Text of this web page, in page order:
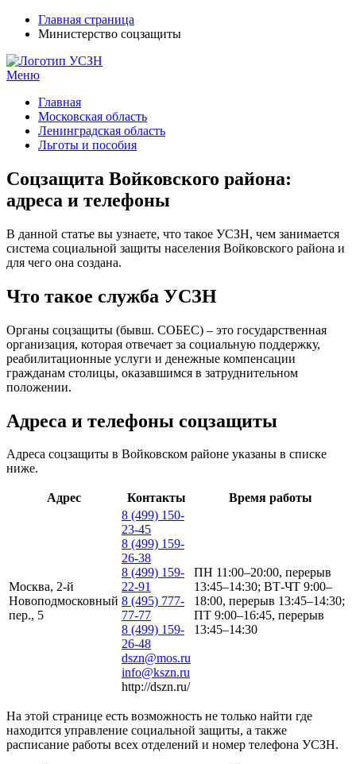
Главная страница
Министерство соцзащиты
Меню
Главная
Московская область
Ленинградская область
Льготы и пособия
Соцзащита Войковского района:
адреса и телефоны
В данной статье вы узнаете, что такое УСЗН, чем занимается
система социальной защиты населения Войковского района и
для чего она создана.
Что такое служба УСЗН
Органы соцзащиты (бывш. СОБЕС) – это государственная
организация, которая отвечает за социальную поддержку,
реабилитационные услуги и денежные компенсации
гражданам столицы, оказавшимся в затруднительном
положении.
Адреса и телефоны соцзащиты
Адреса соцзащиты в Войковском районе указаны в списке
ниже.
Адрес Контакты Время работы
Москва, 2-й
Новоподмосковный
пер., 5
8 (499) 150-
23-45
8 (499) 159-
26-38
8 (499) 159-
22-91
8 (495) 777-
77-77
8 (499) 159-
26-48
dszn@mos.ru
info@kszn.ru
http://dszn.ru/
ПН 11:00–20:00, перерыв
13:45–14:30; ВТ-ЧТ 9:00–
18:00, перерыв 13:45–14:30;
ПТ 9:00–16:45, перерыв
13:45–14:30
На этой странице есть возможность не только найти где
находится управление социальной защиты, а также
расписание работы всех отделений и номер телефона УСЗН.